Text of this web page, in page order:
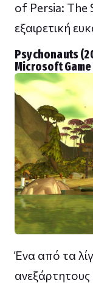
of Persia: The
εξαιρετική
Psychonauts
Microsoft
Ένα από τα